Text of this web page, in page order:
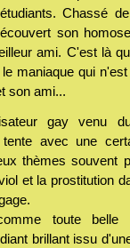
Chassé
son
ami. C'est là
maniaque qui
son ami...
gay venu
tente avec une
thèmes souvent
et la prostitution
toute belle
brillant issu